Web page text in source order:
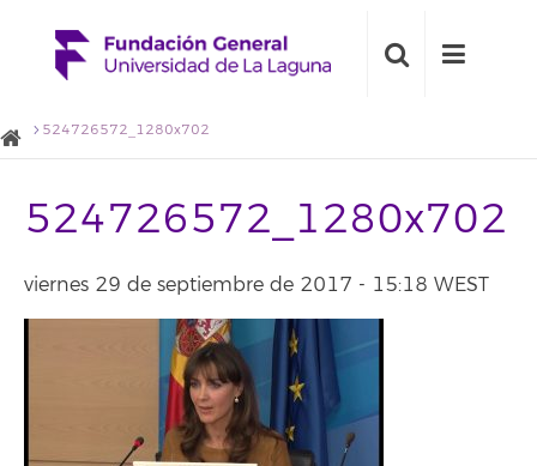
524726572_1280x702
524726572_1280x702
viernes 29 de septiembre de 2017 - 15:18 WEST